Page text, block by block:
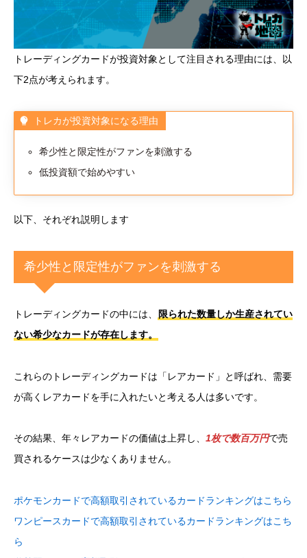
トレーディングカードが投資対象として注目される理由には、以
下2点が考えられます。
トレカが投資対象になる理由
希少性と限定性がファンを刺激する
低投資額で始めやすい
以下、それぞれ説明します
希少性と限定性がファンを刺激する
トレーディングカードの中には、
限られた数量しか生産されてい
ない希少なカードが存在します。
これらのトレーディングカードは「レアカード」と呼ばれ、需要
が高くレアカードを手に入れたいと考える人は多いです。
その結果、年々レアカードの価値は上昇し、 1枚で数百万円で売
買されるケースは少なくありません。
ポケモンカードで高額取引されているカードランキングはこちら
ワンピースカードで高額取引されているカードランキングはこち
ら